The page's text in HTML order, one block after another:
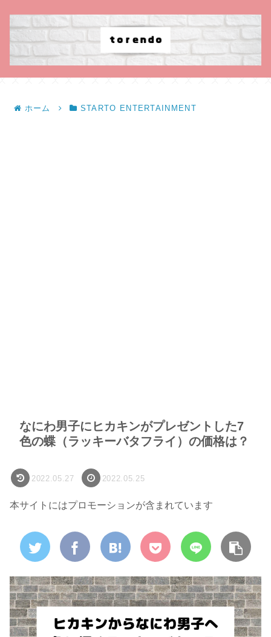
ホーム STARTO ENTERTAINMENT
なにわ男子にヒカキンがプレゼントした7
色の蝶（ラッキーバタフライ）の価格は？
2022.05.27 2022.05.25
本サイトにはプロモーションが含まれています